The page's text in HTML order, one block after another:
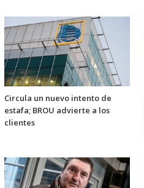
Circula un nuevo intento de
estafa; BROU advierte a los
clientes